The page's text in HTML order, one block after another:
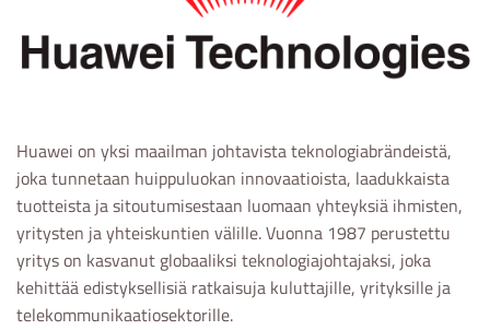
Huawei on yksi maailman johtavista teknologiabrändeistä,
joka tunnetaan huippuluokan innovaatioista, laadukkaista
tuotteista ja sitoutumisestaan luomaan yhteyksiä ihmisten,
yritysten ja yhteiskuntien välille. Vuonna 1987 perustettu
yritys on kasvanut globaaliksi teknologiajohtajaksi, joka
kehittää edistyksellisiä ratkaisuja kuluttajille, yrityksille ja
telekommunikaatiosektorille.